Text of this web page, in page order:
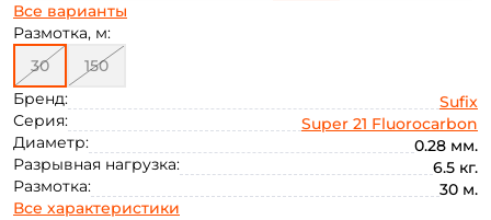
0.35 0.40
Все варианты
Размотка, м:
30
150
Бренд:
Sufix
Серия:
Super 21 Fluorocarbon
Диаметр:
0.28 мм.
Разрывная нагрузка:
6.5 кг.
Размотка:
30 м.
Все характеристики